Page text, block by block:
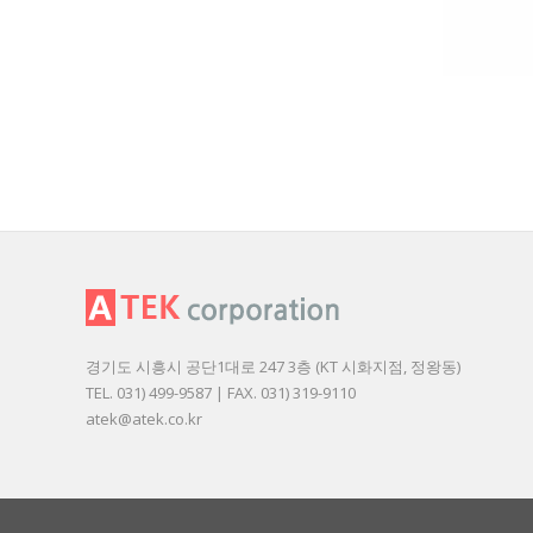
경기도 시흥시 공단1대로 247 3층 (KT 시화지점, 정왕동)
TEL. 031) 499-9587 | FAX. 031) 319-9110
atek@atek.co.kr